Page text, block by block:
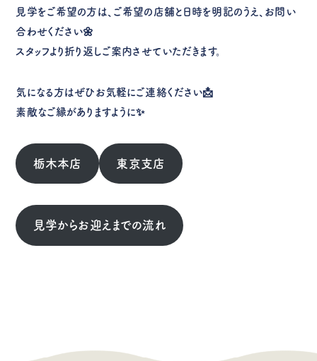
見学をご希望の方は、 ご希望の店舗と日時を明記のうえ、お問い
合わせください🌼
スタッフより折り返しご案内させていただきます。
気になる方はぜひお気軽にご連絡ください📩
素敵なご縁がありますように✨
栃木本店 東京支店
見学からお迎えまでの流れ